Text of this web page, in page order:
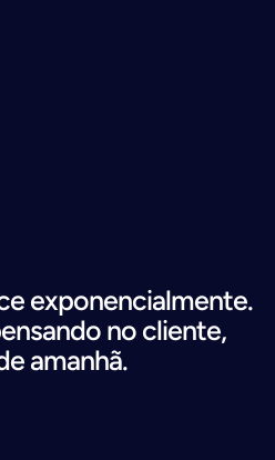
exponencialmente.
no cliente,
amanhã.